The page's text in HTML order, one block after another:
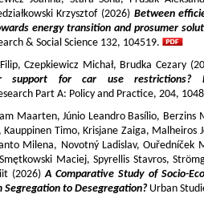
Krzysztof (2026) Between
energy transition and prosumer
& Social Science 132, 104519.
Czepkiewicz Michał, Brudka Cezary
support for car use restrictions?
Part A: Policy and Practice, 204,
Maarten, Júnio Leandro Basílio, Berzins
Kauppinen Timo, Krisjane Zaiga, Malheiros
Milena, Novotný Ladislav, Ouředníček
Maciej, Spyrellis Stavros,
(2026)A Comparative Study of Socio-
Segregation to Desegregation?Urban